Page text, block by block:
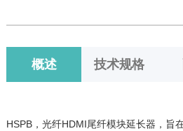
概述 技术规格
HSPB，光纤HDMI尾纤模块延长器，旨